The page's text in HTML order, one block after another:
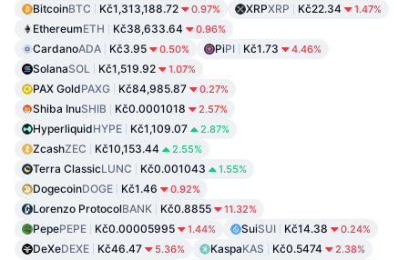
BitcoinBTC Kč1,313,188.72 0.97% XRPXRP Kč22.34 1.47%
EthereumETH Kč38,633.64 0.96%
CardanoADA Kč3.95 0.50% PiPI Kč1.73 4.46%
SolanaSOL Kč1,519.92 1.07%
PAX GoldPAXG Kč84,985.87 0.27%
Shiba InuSHIB Kč0.0001018 2.57%
HyperliquidHYPE Kč1,109.07 2.87%
ZcashZEC Kč10,153.44 2.55%
Terra ClassicLUNC Kč0.001043 1.55%
DogecoinDOGE Kč1.46 0.92%
Lorenzo ProtocolBANK Kč0.8855 11.32%
PepePEPE Kč0.00005995 1.44% SuiSUI Kč14.38 0.24%
DeXeDEXE Kč46.47 5.36% KaspaKAS Kč0.5474 2.38%